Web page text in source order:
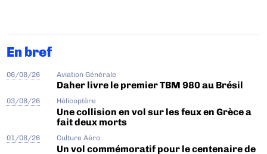
En bref
06/08/26 Aviation Générale
Daher livre le premier TBM 980 au Brésil
03/08/26 Hélicoptère
Une collision en vol sur les feux en Grèce a
fait deux morts
01/08/26 Culture Aéro
Un vol commémoratif pour le centenaire de